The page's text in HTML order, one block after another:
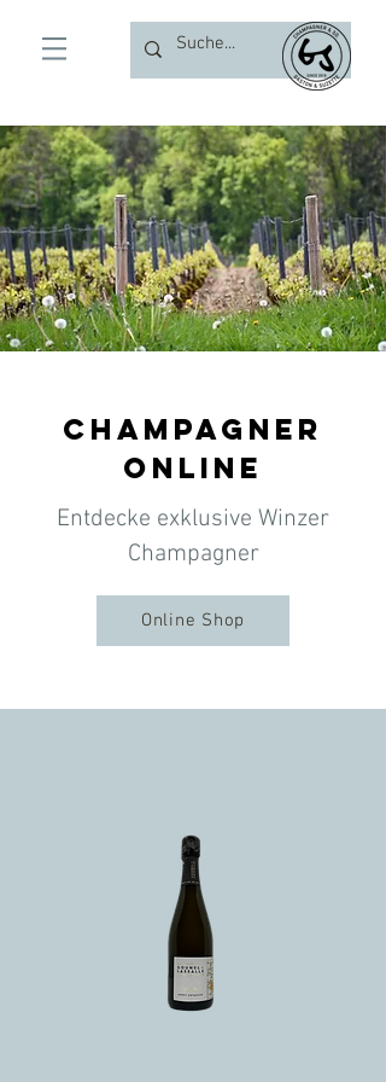
Champagner
online
Entdecke exklusive Winzer
Champagner
Online Shop